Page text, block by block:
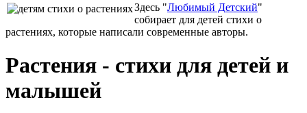
Здесь "Любимый Детский"
собирает для детей стихи о
растениях, которые написали современные авторы.
Растения - стихи для детей и
малышей